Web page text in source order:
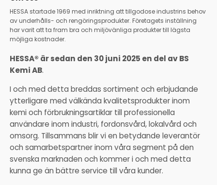
HESSA startade 1969 med inriktning att tillgodose industrins behov
av underhålls- och rengöringsprodukter. Företagets inställning
har varit att ta fram bra och miljövänliga produkter till lägsta
möjliga kostnader.
HESSA® är sedan den 30 juni 2025 en del av BS
Kemi AB.
I och med detta breddas sortiment och erbjudande
ytterligare med välkända kvalitetsprodukter inom
kemi och förbrukningsartiklar till professionella
användare inom industri, fordonsvård, lokalvård och
omsorg. Tillsammans blir vi en betydande leverantör
och samarbetspartner inom våra segment på den
svenska marknaden och kommer i och med detta
kunna ge än bättre service till våra kunder.